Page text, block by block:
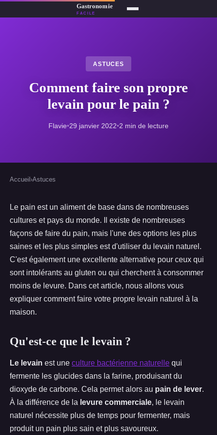
ASTUCES
Comment faire son propre
levain pour le pain ?
Flavie•29 janvier 2022•2 min de lecture
Accueil ›Astuces
Le pain est un aliment de base dans de nombreuses
cultures et pays du monde. Il existe de nombreuses
façons de faire du pain, mais l'une des options les plus
saines et les plus simples est d'utiliser du levain naturel.
C'est également une excellente alternative pour ceux qui
sont intolérants au gluten ou qui cherchent à consommer
moins de levure. Dans cet article, nous allons vous
expliquer comment faire votre propre levain naturel à la
maison.
Qu'est-ce que le levain ?
Le levain est une culture bactérienne naturelle qui
fermente les glucides dans la farine, produisant du
dioxyde de carbone. Cela permet alors au pain de lever.
À la différence de la levure commerciale, le levain
naturel nécessite plus de temps pour fermenter, mais
produit un pain plus sain et plus savoureux.